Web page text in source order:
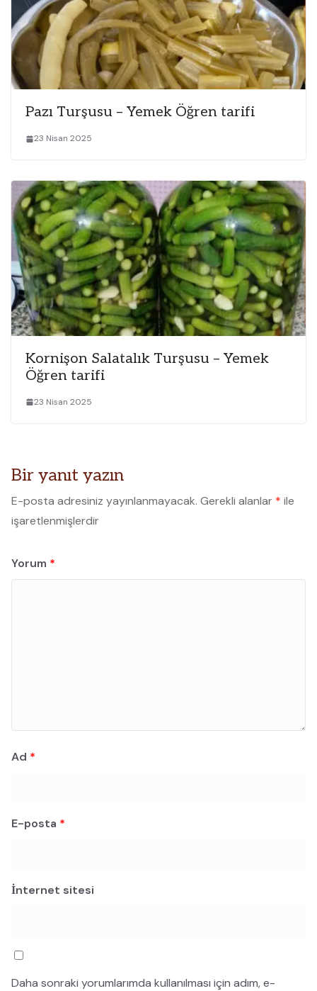
Pazı Turşusu – Yemek Öğren tarifi
23 Nisan 2025
Kornişon Salatalık Turşusu – Yemek
Öğren tarifi
23 Nisan 2025
Bir yanıt yazın
E-posta adresiniz yayınlanmayacak. Gerekli alanlar * ile
işaretlenmişlerdir
Yorum *
Ad *
E-posta *
İnternet sitesi
Daha sonraki yorumlarımda kullanılması için adım, e-